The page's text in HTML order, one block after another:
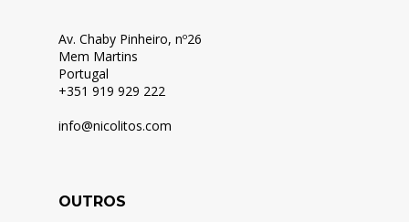
Av. Chaby Pinheiro, nº26
Mem Martins
Portugal
+351 919 929 222
info@nicolitos.com
OUTROS